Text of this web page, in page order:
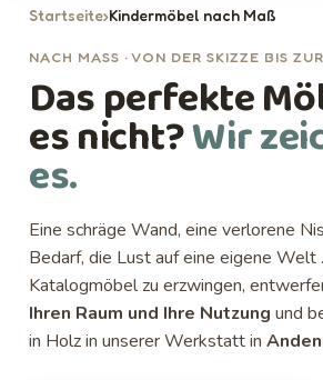
Startseite›Kindermöbel nach Maß
NACH MASS · VON DER SKIZZE BIS ZUR
Das perfekte
es nicht?Wir
es.
Eine schräge Wand, eine verlorene
Bedarf, die Lust auf eine eigene
Katalogmöbel zu erzwingen,
Ihren Raum und Ihre Nutzung und
in Holz in unserer Werkstatt in